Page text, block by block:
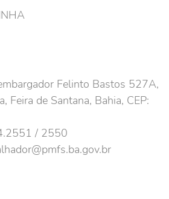
Felinto Bastos 527A,
Feira de Santana, Bahia, CEP:
/ 2550